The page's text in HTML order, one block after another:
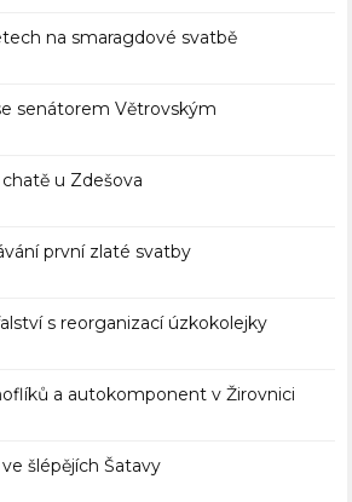
na smaragdové svatbě
senátorem Větrovským
u Zdešova
první zlaté svatby
s reorganizací úzkokolejky
a autokomponent v Žirovnici
šlépějích Šatavy